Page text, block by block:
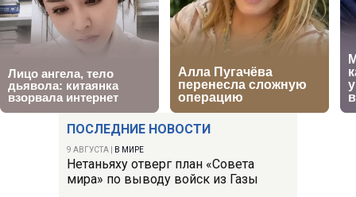
ПОСЛЕДНИЕ НОВОСТИ
9 АВГУСТА В МИРЕ
Нетаньяху отверг план «Совета
мира» по выводу войск из Газы